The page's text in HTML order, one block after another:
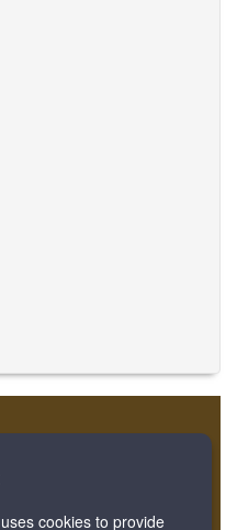
cookies to provide